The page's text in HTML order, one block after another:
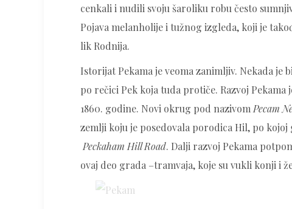
cenkali i nudili svoju šaroliku robu često
Pojava melanholije i tužnog izgleda, koji je
lik Rodnija.
Istorijat Pekama je veoma zanimljiv. Nekada je
po rečici Pek koja tuda protiče. Razvoj Pekama
1860. godine. Novi okrug pod nazivom Pecam
zemlji koju je posedovala porodica Hil, po
Peckaham Hill Road. Dalji razvoj Pekama
ovaj deo grada –tramvaja, koje su vukli konji i